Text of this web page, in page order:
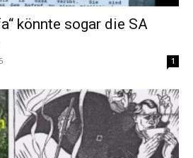
könnte sogar die SA
1